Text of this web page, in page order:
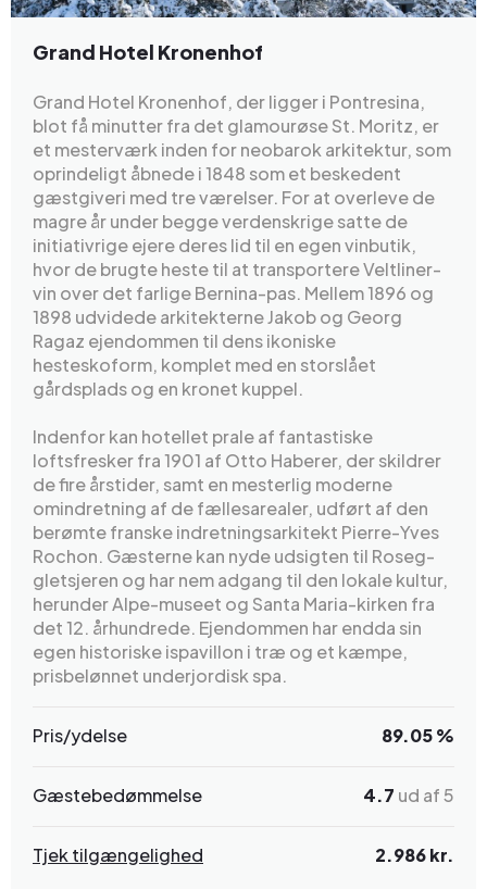
Grand Hotel Kronenhof
Grand Hotel Kronenhof, der ligger i Pontresina,
blot få minutter fra det glamourøse St. Moritz, er
et mesterværk inden for neobarok arkitektur, som
oprindeligt åbnede i 1848 som et beskedent
gæstgiveri med tre værelser. For at overleve de
magre år under begge verdenskrige satte de
initiativrige ejere deres lid til en egen vinbutik,
hvor de brugte heste til at transportere Veltliner-
vin over det farlige Bernina-pas. Mellem 1896 og
1898 udvidede arkitekterne Jakob og Georg
Ragaz ejendommen til dens ikoniske
hesteskoform, komplet med en storslået
gårdsplads og en kronet kuppel.
Indenfor kan hotellet prale af fantastiske
loftsfresker fra 1901 af Otto Haberer, der skildrer
de fire årstider, samt en mesterlig moderne
omindretning af de fællesarealer, udført af den
berømte franske indretningsarkitekt Pierre-Yves
Rochon. Gæsterne kan nyde udsigten til Roseg-
gletsjeren og har nem adgang til den lokale kultur,
herunder Alpe-museet og Santa Maria-kirken fra
det 12. århundrede. Ejendommen har endda sin
egen historiske ispavillon i træ og et kæmpe,
prisbelønnet underjordisk spa.
Pris/ydelse 89.05 %
Gæstebedømmelse 4.7 ud af 5
Tjek tilgængelighed 2.986 kr.